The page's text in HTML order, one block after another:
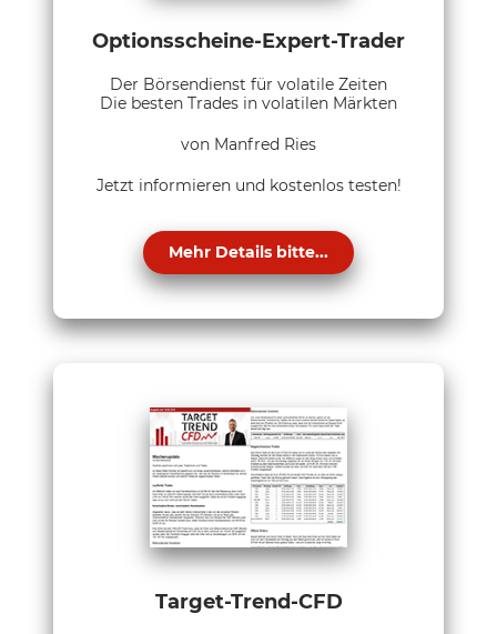
Optionsscheine-Expert-Trader
Der Börsendienst für volatile Zeiten
Die besten Trades in volatilen Märkten
von Manfred Ries
Jetzt informieren und kostenlos testen!
Mehr Details bitte...
Target-Trend-CFD